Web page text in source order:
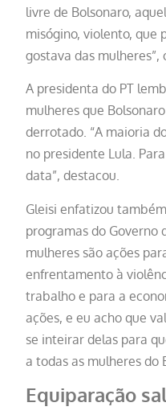
livre de Bolsonaro,
misógino, violento, que
gostava das mulheres”,
A presidenta do PT
mulheres que
derrotado. “A maioria
no presidente Lula.
data”, destacou.
Gleisi enfatizou
programas do Governo
mulheres são ações
enfrentamento à
trabalho e para a
ações, e eu acho que
se inteirar delas para
a todas as mulheres do
Equiparação